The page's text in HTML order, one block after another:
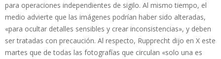
para operaciones independientes de sigilo. Al mismo tiempo, el
medio advierte que las imágenes podrían haber sido alteradas,
«para ocultar detalles sensibles y crear inconsistencias», y deben
ser tratadas con precaución. Al respecto, Rupprecht dijo en X este
martes que de todas las fotografías que circulan «solo una es